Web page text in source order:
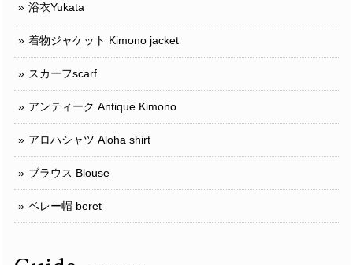
浴衣Yukata
着物ジャケット Kimono jacket
スカーフscarf
アンティーク Antique Kimono
アロハシャツ Aloha shirt
ブラウス Blouse
ベレー帽 beret